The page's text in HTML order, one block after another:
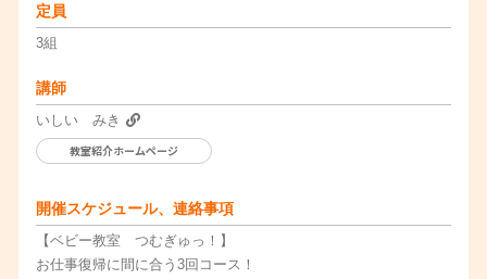
定員
3組
講師
いしい みき
教室紹介ホームページ
開催スケジュール、連絡事項
【ベビー教室 つむぎゅっ！】
お仕事復帰に間に合う3回コース！